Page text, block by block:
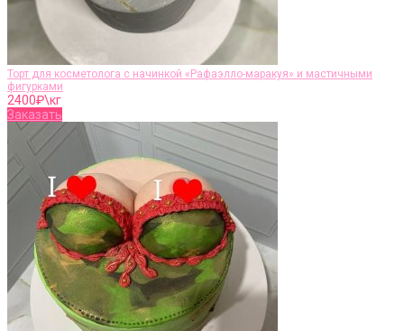
Торт для косметолога с начинкой «Рафаэлло-маракуя» и мастичными
фигурками
2400₽\кг
Заказать